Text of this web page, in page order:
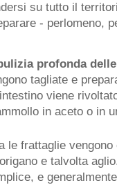
su tutto il
- perlomeno,
profonda
tagliate e
viene
in aceto o in
le frattaglie
e talvolta
e